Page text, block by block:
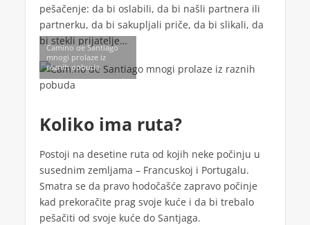
pešačenje: da bi oslabili, da bi našli partnera ili
partnerku, da bi sakupljali priče, da bi slikali, da
bi stekli prijatelje…
Camino de Santiago
mnogi prolaze iz
raznih pobuda
Koliko ima ruta?
Postoji na desetine ruta od kojih neke počinju u
susednim zemljama – Francuskoj i Portugalu.
Smatra se da pravo hodočašće zapravo počinje
kad prekoračite prag svoje kuće i da bi trebalo
pešačiti od svoje kuće do Santjaga.